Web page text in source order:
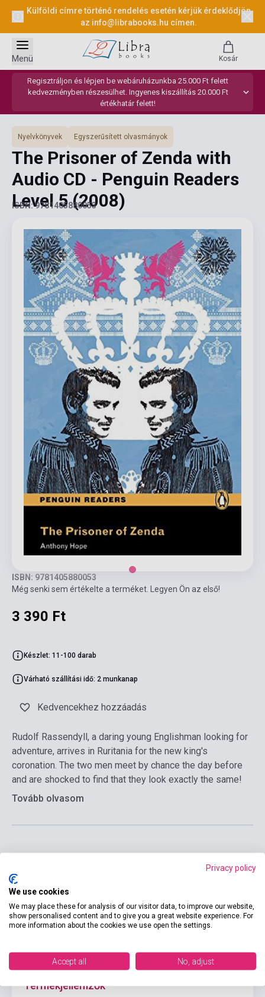
Külföldi címre történő rendelés esetén kérjük érdeklődjön
az info@librabooks.hu címen.
Regisztráljon és lépjen be webáruházunkba 25.000 Ft felett
kedvezményben részesülhet. Ingyenes kiszállítás 20.000 Ft
értékhatár felett!
Menü Kosár
Nyelvkönyvek Egyszerűsített olvasmányok
The Prisoner of Zenda with
Audio CD - Penguin Readers
Level 5(2008)
ISBN: 9781405880053
ISBN: 9781405880053
Még senki sem értékelte a terméket. Legyen Ön az első!
3 390 Ft
Készlet: 11-100 darab
Várható szállítási idő: 2 munkanap
Kedvencekhez hozzáadás
Rudolf Rassendyll, a daring young Englishman looking for
adventure, arrives in Ruritania for the new king's
coronation. The two men meet by chance the day before
and are shocked to find that they look exactly the same!
Tovább olvasom
Kosárba
Termékjellemzők
Privacy policy
We use cookies
We may place these for analysis of our visitor data, to improve our website,
show personalised content and to give you a great website experience. For
more information about the cookies we use open the settings.
Accept all No, adjust